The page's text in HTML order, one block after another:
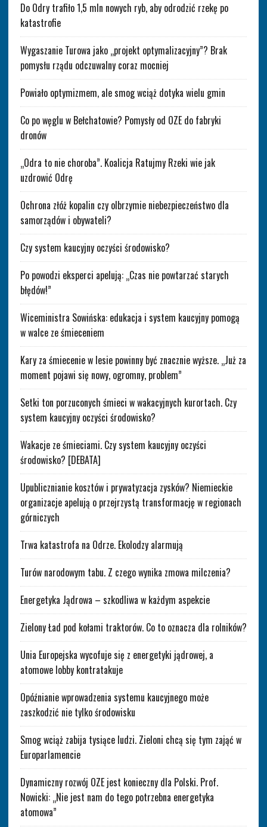
Do Odry trafiło 1,5 mln nowych ryb, aby odrodzić rzekę po
katastrofie
Wygaszanie Turowa jako „projekt optymalizacyjny”? Brak
pomysłu rządu odczuwalny coraz mocniej
Powiało optymizmem, ale smog wciąż dotyka wielu gmin
Co po węglu w Bełchatowie? Pomysły od OZE do fabryki
dronów
„Odra to nie choroba”. Koalicja Ratujmy Rzeki wie jak
uzdrowić Odrę
Ochrona złóż kopalin czy olbrzymie niebezpieczeństwo dla
samorządów i obywateli?
Czy system kaucyjny oczyści środowisko?
Po powodzi eksperci apelują: „Czas nie powtarzać starych
błędów!”
Wiceministra Sowińska: edukacja i system kaucyjny pomogą
w walce ze śmieceniem
Kary za śmiecenie w lesie powinny być znacznie wyższe. „Już za
moment pojawi się nowy, ogromny, problem”
Setki ton porzuconych śmieci w wakacyjnych kurortach. Czy
system kaucyjny oczyści środowisko?
Wakacje ze śmieciami. Czy system kaucyjny oczyści
środowisko? [DEBATA]
Upublicznianie kosztów i prywatyzacja zysków? Niemieckie
organizacje apelują o przejrzystą transformację w regionach
górniczych
Trwa katastrofa na Odrze. Ekolodzy alarmują
Turów narodowym tabu. Z czego wynika zmowa milczenia?
Energetyka Jądrowa – szkodliwa w każdym aspekcie
Zielony Ład pod kołami traktorów. Co to oznacza dla rolników?
Unia Europejska wycofuje się z energetyki jądrowej, a
atomowe lobby kontratakuje
Opóźnianie wprowadzenia systemu kaucyjnego może
zaszkodzić nie tylko środowisku
Smog wciąż zabija tysiące ludzi. Zieloni chcą się tym zająć w
Europarlamencie
Dynamiczny rozwój OZE jest konieczny dla Polski. Prof.
Nowicki: „Nie jest nam do tego potrzebna energetyka
atomowa”